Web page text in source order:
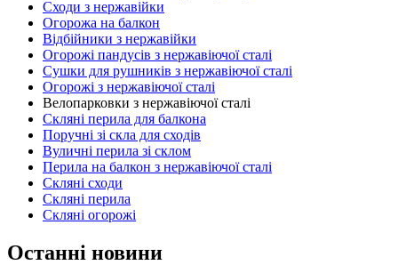
Сходи з нержавійки
Огорожа на балкон
Відбійники з нержавійки
Огорожі пандусів з нержавіючої сталі
Сушки для рушників з нержавіючої сталі
Огорожі з нержавіючої сталі
Велопарковки з нержавіючої сталі
Скляні перила для балкона
Поручні зі скла для сходів
Вуличні перила зі склом
Перила на балкон з нержавіючої сталі
Скляні сходи
Скляні перила
Скляні огорожі
Останні новини